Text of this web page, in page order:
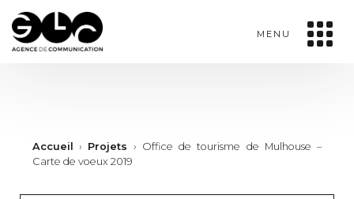
MENU
Accueil › Projets › Office de tourisme de Mulhouse –
Carte de voeux 2019